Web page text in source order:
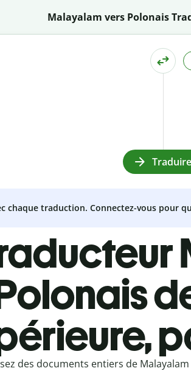
Malayalam vers Polonais
Traduire
chaque traduction. Connectez-vous pour
des documents entiers de